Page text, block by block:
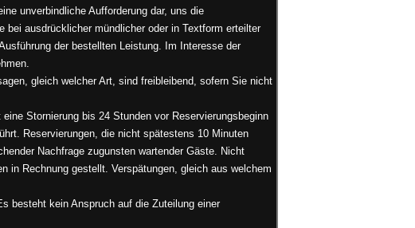
unverbindliche Aufforderung dar, uns die
bei ausdrücklicher mündlicher oder in Textform erteilter
der bestellten Leistung. Im Interesse der
gleich welcher Art, sind freibleibend, sofern Sie nicht
Stornierung bis 24 Stunden vor Reservierungsbeginn
Reservierungen, die nicht spätestens 10 Minuten
Nachfrage zugunsten wartender Gäste. Nicht
in Rechnung gestellt. Verspätungen, gleich aus welchem
besteht kein Anspruch auf die Zuteilung einer